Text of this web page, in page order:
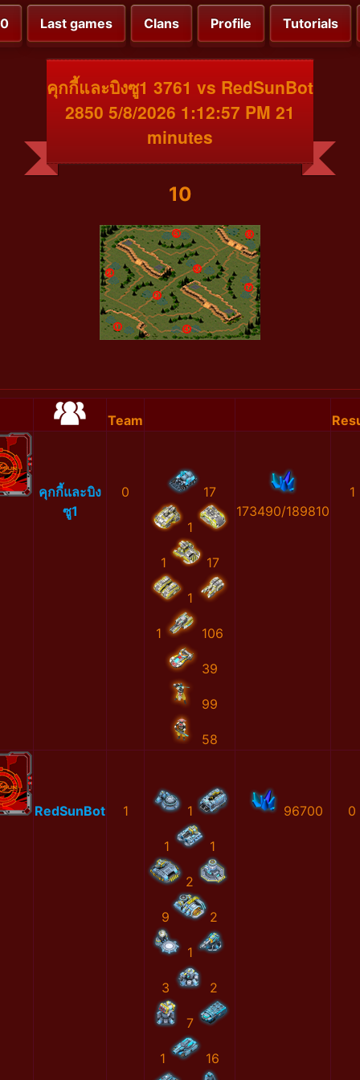
Last games Clans Profile Tutorials
คุกกี้และบิงซู1 3761 vs RedSunBot
2850 5/8/2026 1:12:57 PM 21
minutes
10
Team
คุกกี้และบิง
ซู1
0 17
1
1 17
1
1 106
39
99
58
173490/189810
1
RedSunBot 1 1
1 1
2
9 2
1
3 2
7
1 16
96700 0